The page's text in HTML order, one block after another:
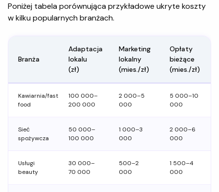
Poniżej tabela porównująca przykładowe ukryte koszty
w kilku popularnych branżach.
Branża
Adaptacja
lokalu
(zł)
Marketing
lokalny
(mies./zł)
Opłaty
bieżące
(mies./zł)
Kawiarnia/fast
food
100 000–
200 000
2 000–5
000
5 000–10
000
Sieć
spożywcza
50 000–
100 000
1 000–3
000
2 000–6
000
Usługi
beauty
30 000–
70 000
500–2
000
1 500–4
000